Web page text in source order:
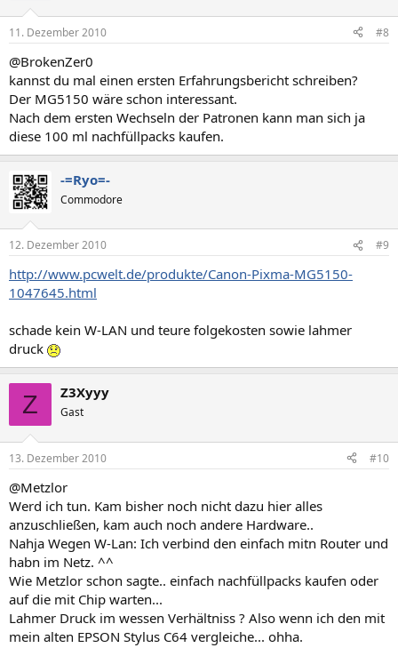
11. Dezember 2010 #8
@BrokenZer0
kannst du mal einen ersten Erfahrungsbericht schreiben?
Der MG5150 wäre schon interessant.
Nach dem ersten Wechseln der Patronen kann man sich ja
diese 100 ml nachfüllpacks kaufen.
-=Ryo=-
Commodore
12. Dezember 2010 #9
http://www.pcwelt.de/produkte/Canon-Pixma-MG5150-
1047645.html
schade kein W-LAN und teure folgekosten sowie lahmer
druck
Z Z3Xyyy
Gast
13. Dezember 2010 #10
@Metzlor
Werd ich tun. Kam bisher noch nicht dazu hier alles
anzuschließen, kam auch noch andere Hardware..
Nahja Wegen W-Lan: Ich verbind den einfach mitn Router und
habn im Netz. ^^
Wie Metzlor schon sagte.. einfach nachfüllpacks kaufen oder
auf die mit Chip warten...
Lahmer Druck im wessen Verhältniss ? Also wenn ich den mit
mein alten EPSON Stylus C64 vergleiche... ohha.